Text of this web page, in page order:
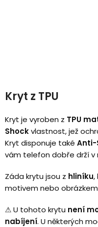
Kryt z TPU
Kryt je vyroben z TPU
Shockvlastnost, jež
Kryt disponuje také Anti-
vám telefon dobře drží v
Záda krytu jsou z hliníku,
motivem nebo
⚠U tohoto krytu není
nabíjení. U některých